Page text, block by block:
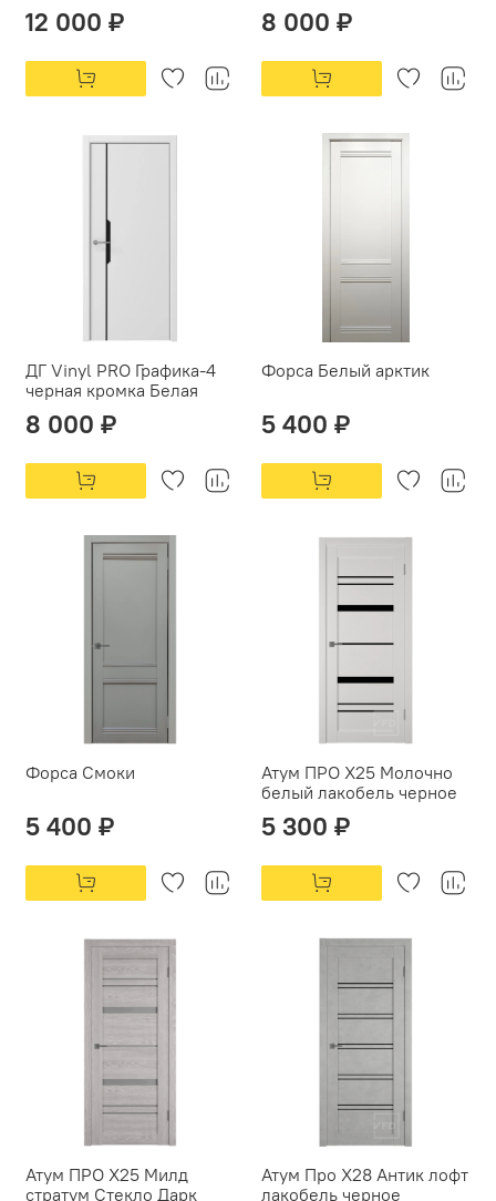
12 000 ₽ 8 000 ₽
ДГ Vinyl PRO Графика-4
черная кромка Белая
8 000 ₽
Форса Белый арктик
5 400 ₽
Форса Смоки
5 400 ₽
Атум ПРО X25 Молочно
белый лакобель черное
5 300 ₽
Атум ПРО X25 Милд
стратум Стекло Дарк
Атум Про X28 Антик лофт
лакобель черное